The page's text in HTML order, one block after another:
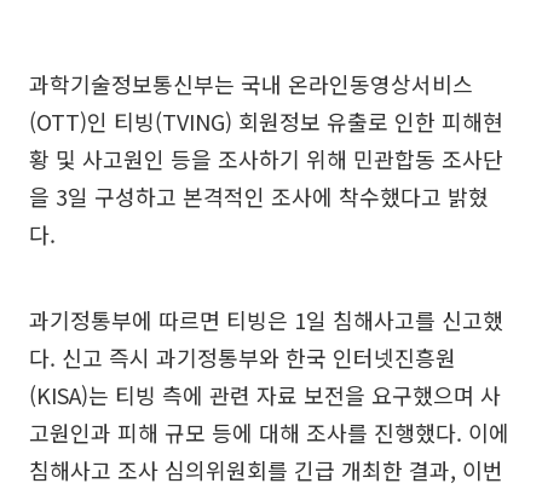
과학기술정보통신부는 국내 온라인동영상서비스
(OTT)인 티빙(TVING) 회원정보 유출로 인한 피해현
황 및 사고원인 등을 조사하기 위해 민관합동 조사단
을 3일 구성하고 본격적인 조사에 착수했다고 밝혔
다.
과기정통부에 따르면 티빙은 1일 침해사고를 신고했
다. 신고 즉시 과기정통부와 한국 인터넷진흥원
(KISA)는 티빙 측에 관련 자료 보전을 요구했으며 사
고원인과 피해 규모 등에 대해 조사를 진행했다. 이에
침해사고 조사 심의위원회를 긴급 개최한 결과, 이번